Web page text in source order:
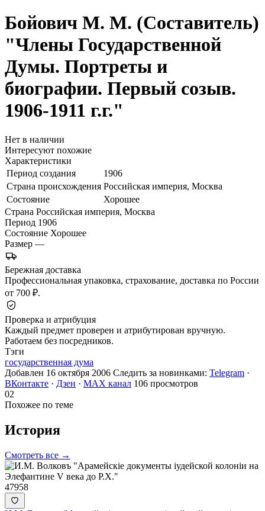
Бойович М. М. (Составитель)
"Члены Государственной
Думы. Портреты и
биографии. Первый созыв.
1906-1911 г.г."
Нет в наличии
Интересуют похожие
Характеристики
Период создания
1906
Страна происхождения Российская империя, Москва
Состояние
Хорошее
Страна Российская империя, Москва
Период 1906
Состояние Хорошее
Размер —
Бережная доставка
Профессиональная упаковка, страхование, доставка по России
от 700 ₽.
Проверка и атрибуция
Каждый предмет проверен и атрибутирован вручную.
Работаем без посредников.
Тэги
государственная дума
Добавлен 16 октября 2006 Следить за новинками: Telegram ·
ВКонтакте · Дзен · MAX канал 106 просмотров
02
Похожее по теме
История
Смотреть все →
47958